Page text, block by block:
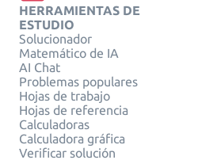
HERRAMIENTAS DE
ESTUDIO
Solucionador
Matemático de IA
AI Chat
Problemas populares
Hojas de trabajo
Hojas de referencia
Calculadoras
Calculadora gráfica
Verificar solución